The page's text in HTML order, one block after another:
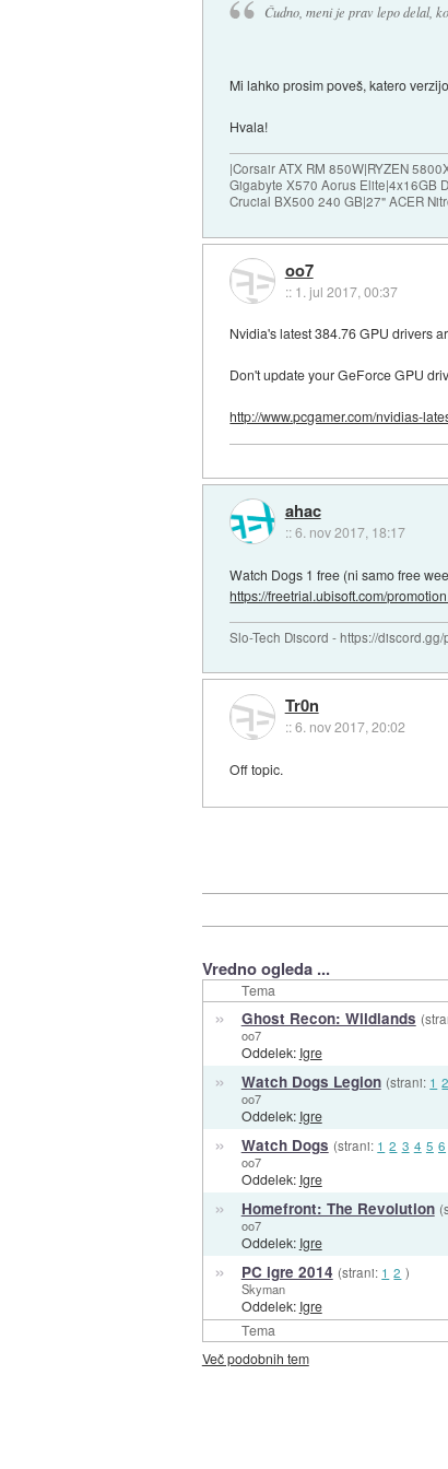
Čudno, meni je prav lepo delal,
Mi lahko prosim poveš, katero
Hvala!
|Corsair ATX RM 850W|RYZEN
Gigabyte X570 Aorus Elite|4x16GB
Crucial BX500 240 GB|27" ACER
oo7
:: 1. jul 2017, 00:37
Nvidia's latest 384.76 GPU drivers
Don't update your GeForce GPU
http://www.pcgamer.com/nvidias-
ahac
::6. nov 2017, 18:17
Watch Dogs 1 free (ni samo free
https://freetrial.ubisoft.com/
Slo-Tech Discord - https://discord.gg/
Tr0n
::6. nov 2017, 20:02
Off topic.
Vredno ogleda ...
Tema
Tema
» Ghost Recon: Wildlands
oo7
Oddelek: Igre
» Watch Dogs Legion (strani: 1 2
oo7
Oddelek: Igre
» Watch Dogs (strani: 1 2 3 4 5 6
oo7
Oddelek: Igre
» Homefront: The Revolution
oo7
Oddelek: Igre
» PC igre 2014 (strani: 1 2 )
Skyman
Oddelek: Igre
Več podobnih tem